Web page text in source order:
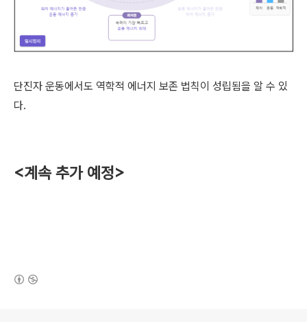
단진자 운동에서도 역학적 에너지 보존 법칙이 성립됨을 알 수 있
다.
<계속 추가 예정>